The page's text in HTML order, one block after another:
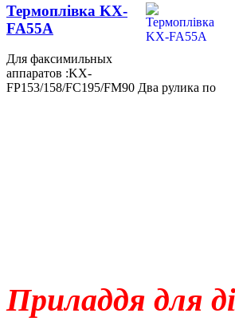
Термоплівка KX-
FA55A
Для факсимильных
аппаратов :KX-
FP153/158/FC195/FM90 Два рулика по
Приладдя для